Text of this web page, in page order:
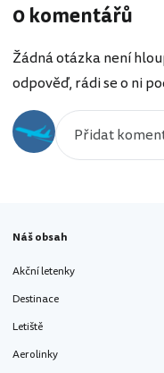
0 komentářů
Žádná otázka není
odpověď, rádi se o ni
Náš obsah
Akční letenky
Destinace
Letiště
Aerolinky